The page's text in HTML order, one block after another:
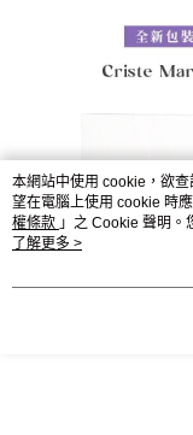
本網站中使用 cookie，欲
望在電腦上使用 cookie 時
權條款 」之 Cookie 聲明。
用條款之 Cookie 聲明使用
了解更多 >